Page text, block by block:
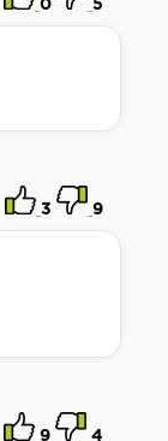
0 5
3 9
9 4